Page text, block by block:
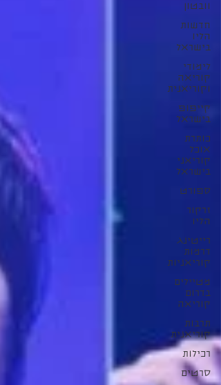
וובטון
חדשות
הליו
בישראל
לימודי
קוריאה
וקוריאנית
קייפופ
בישראל
כותרת
אוכל
קוריאני
בישראל
ספורט
זרקור
הליו
רייטינג
דרמות
קוריאניות
מטיילים
בדרום
קוריאה
תרבות
קוריאנית
רכילות
סרטים